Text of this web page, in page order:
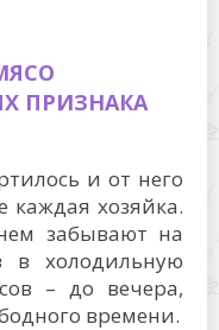
ПРИЗНАКА
и от него
каждая хозяйка.
забывают на
в холодильную
– до вечера,
времени.